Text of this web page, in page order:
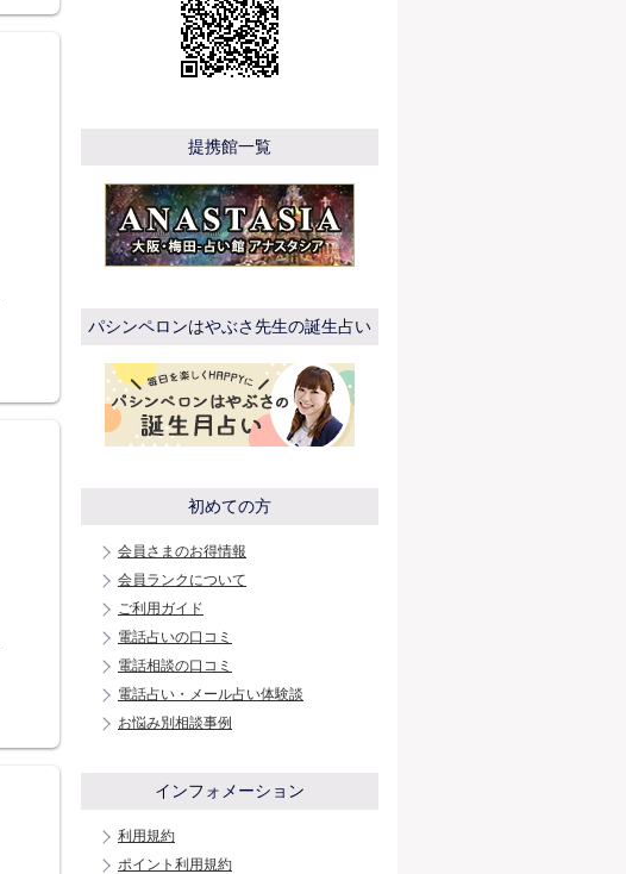
提携館一覧
パシンペロンはやぶさ先生の誕生占い
初めての方
会員さまのお得情報
会員ランクについて
ご利用ガイド
電話占いの口コミ
電話相談の口コミ
電話占い・メール占い体験談
お悩み別相談事例
インフォメーション
利用規約
ポイント利用規約